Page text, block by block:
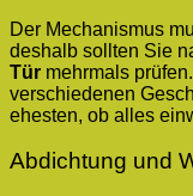
Der Mechanismus
deshalb sollten Sie
Tür mehrmals
verschiedenen
ehesten, ob alles
Abdichtung und